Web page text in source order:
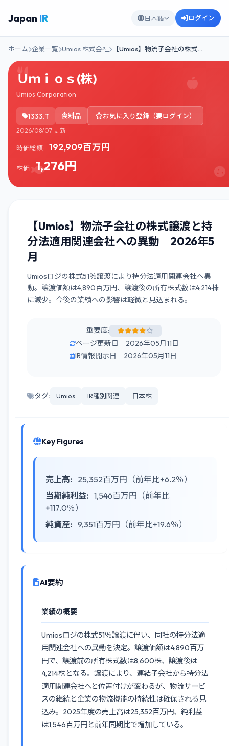
Japan IR 日本語 ログイン
ホーム 企業一覧 Umios 株式会社 【Umios】物流子会社の株式…
Ｕｍｉｏｓ(株)
Umios Corporation
1333.T 食料品 お気に入り登録（要ログイン）
2026/08/07 更新
時価総額: 192,909百万円
株価: 1,276円
【Umios】物流子会社の株式譲渡と持
分法適用関連会社への異動｜2026年5
月
Umiosロジの株式51％譲渡により持分法適用関連会社へ異
動。譲渡価額は4,890百万円、譲渡後の所有株式数は4,214株
に減少。今後の業績への影響は軽微と見込まれる。
重要度:
ページ更新日 2026年05月11日
IR情報開示日 2026年05月11日
タグ: Umios IR種別関連 日本株
Key Figures
売上高:
25,352百万円（前年比+6.2％）
当期純利益: 1,546百万円（前年比
+117.0％）
純資産: 9,351百万円（前年比+19.6％）
AI要約
業績の概要
Umiosロジの株式51％譲渡に伴い、同社の持分法適
用関連会社への異動を決定。譲渡価額は4,890百万
円で、譲渡前の所有株式数は8,600株、譲渡後は
4,214株となる。譲渡により、連結子会社から持分法
適用関連会社へと位置付けが変わるが、物流サービ
スの継続と企業の物流機能の持続性は確保される見
込み。2025年度の売上高は25,352百万円、純利益
は1,546百万円と前年同期比で増加している。